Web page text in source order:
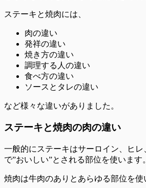
ステーキと焼肉には、
肉の違い
発祥の違い
焼き方の違い
調理する人の違い
食べ方の違い
ソースとタレの違い
など様々な違いがありました。
ステーキと焼肉の肉の違い
一般的にステーキはサーロイン、ヒ
で”おいしい”とされる部位を使います。
焼肉は牛肉のありとあらゆる部位を使